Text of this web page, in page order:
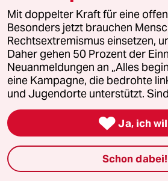
@Sven Günther:
Was wollen Sie uns
sagen ? Hat Bayern (
falsch gemacht ?
Österreich an, wo
auftrat ?
Und warum
bestehenden
einzelnen
sind, erschließt sich
weiße. Baumärkte
Überlebenswichtig.
Mit doppelter Kraft für eine
Besonders jetzt brauchen
Rechtsextremismus einsetzen,
Daher gehen 50 Prozent der
Neuanmeldungen an „Alles
eine Kampagne, die bedrohte
und Jugendorte unterstützt.
 Ja, ich
Schon dabei!